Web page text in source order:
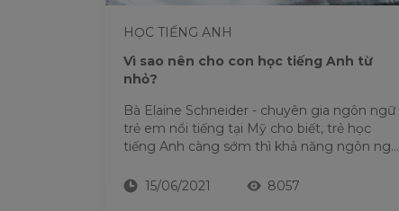
HỌC TIẾNG ANH
Vì sao nên cho con học tiếng Anh từ
nhỏ?
Bà Elaine Schneider - chuyên gia ngôn ngữ
trẻ em nổi tiếng tại Mỹ cho biết, trẻ học
tiếng Anh càng sớm thì khả năng ngôn ngữ
15/06/2021
8057